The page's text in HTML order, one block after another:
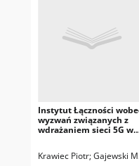
Instytut Łączności
wyzwań związanych z
wdrażaniem sieci 5G w
2018, nr 1-2
Krawiec Piotr Gajewski